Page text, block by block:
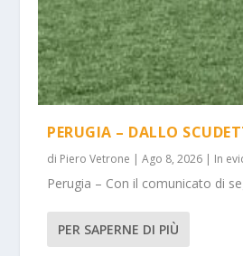
PERUGIA – DALLO
di Piero Vetrone |Ago 8, 2026 | In
Perugia – Con il comunicato di
PER SAPERNE DI PIÙ